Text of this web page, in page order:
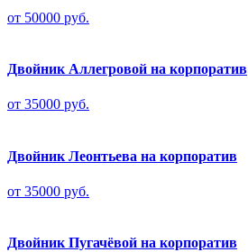
от 50000 руб.
Двойник Аллегровой на корпоратив
от 35000 руб.
Двойник Леонтьева на корпоратив
от 35000 руб.
Двойник Пугачёвой на корпоратив